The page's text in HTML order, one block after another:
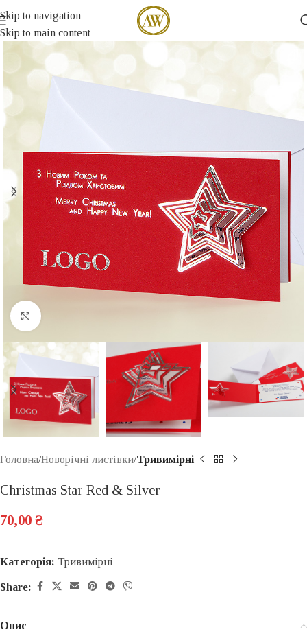
Skip to navigation
Skip to main content
Click to enlarge
Головна Новорічні листівки Тривимірні
Christmas Star Red & Silver
70,00 ₴
Категорія: Тривимірні
Share:
Опис